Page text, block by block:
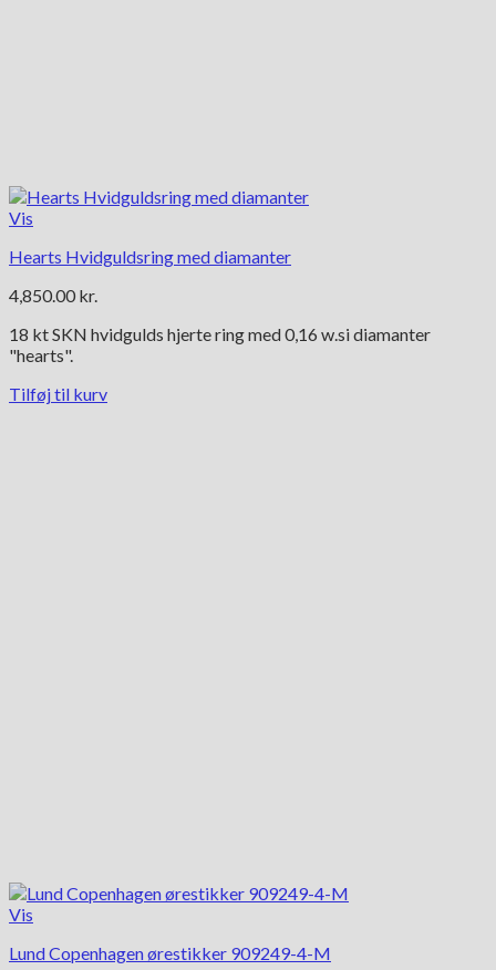
Vis
Hearts Hvidguldsring med diamanter
4,850.00 kr.
18 kt SKN hvidgulds hjerte ring med 0,16 w.si diamanter
"hearts".
Tilføj til kurv
Vis
Lund Copenhagen ørestikker 909249-4-M